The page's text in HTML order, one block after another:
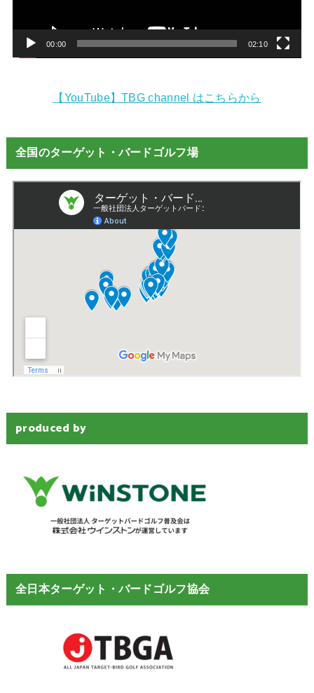
00:00 02:10
【YouTube】TBG channel はこちらから
全国のターゲット・バードゴルフ場
produced by
全日本ターゲット・バードゴルフ協会